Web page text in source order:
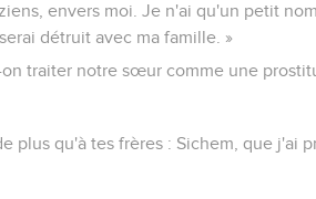
envers moi. Je n'ai qu'un petit
détruit avec ma famille. »
on traiter notre sœur comme une
plus qu'à tes frères : Sichem, que j'ai